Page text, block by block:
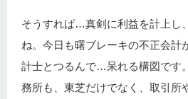
そうすれば…真剣に利益を計上し
ね。今日も曙ブレーキの不正会計
計士とつるんで…呆れる構図です
務所も、東芝だけでなく、取引所